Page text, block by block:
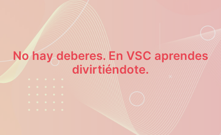
No hay deberes. En VSC aprendes
divirtiéndote.